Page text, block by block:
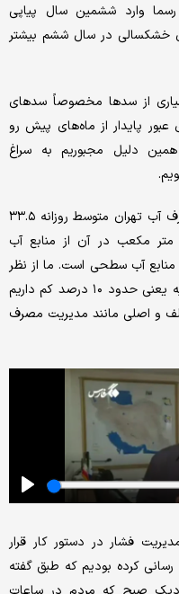
وارد ششمین سال پیاپی
خشکسالی در سال ششم بیشتر
از سدها مخصوصاً سدهای
عبور پایدار از ماه‌های پیش رو
دلیل مجبوریم به سراغ
سخنگوی صنعت آب گفت: هم اکنون مصرف آب تهران متوسط روزانه ۳۳.۵
متر مکعب در ثانیه است که حدود ۱۶ متر مکعب در آن از منابع آب
متر مکعب از منابع آب سطحی است. ما از نظر
تامین منابع حدود سه متر مکعب در ثانیه یعنی حدود ۱۰ درصد کم داریم
مختلف و اصلی مانند مدیریت مصرف
فشار در دستور کار قرار
رسانی کرده بودیم که طبق گفته